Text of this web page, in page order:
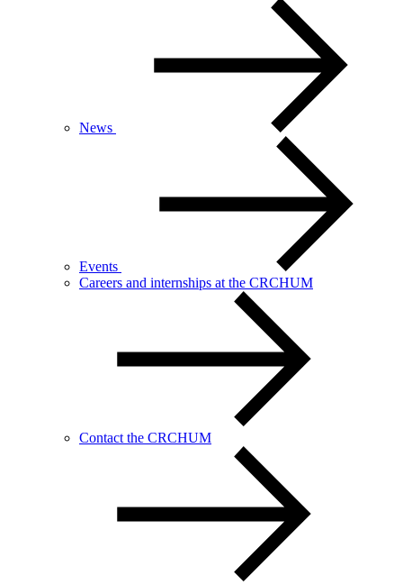
News
Events
Careers and internships at the CRCHUM
Contact the CRCHUM